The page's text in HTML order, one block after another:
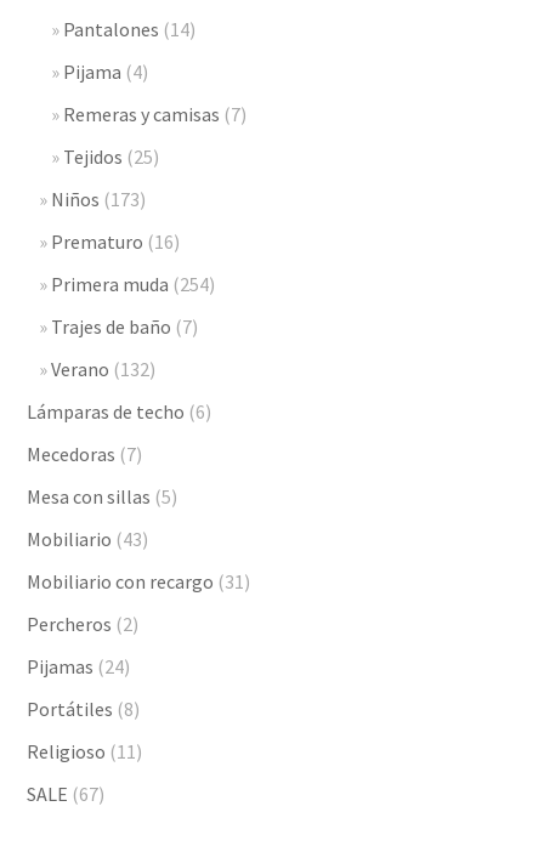
Pantalones (14)
Pijama (4)
Remeras y camisas (7)
Tejidos (25)
Niños (173)
Prematuro (16)
Primera muda (254)
Trajes de baño (7)
Verano (132)
Lámparas de techo (6)
Mecedoras (7)
Mesa con sillas (5)
Mobiliario (43)
Mobiliario con recargo (31)
Percheros (2)
Pijamas (24)
Portátiles (8)
Religioso (11)
SALE (67)